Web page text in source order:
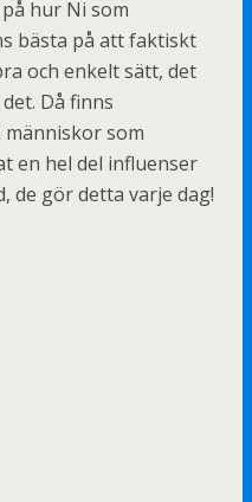
hur Ni som
bästa på att faktiskt
och enkelt sätt, det
Då finns
som
en hel del influenser
de gör detta varje dag!